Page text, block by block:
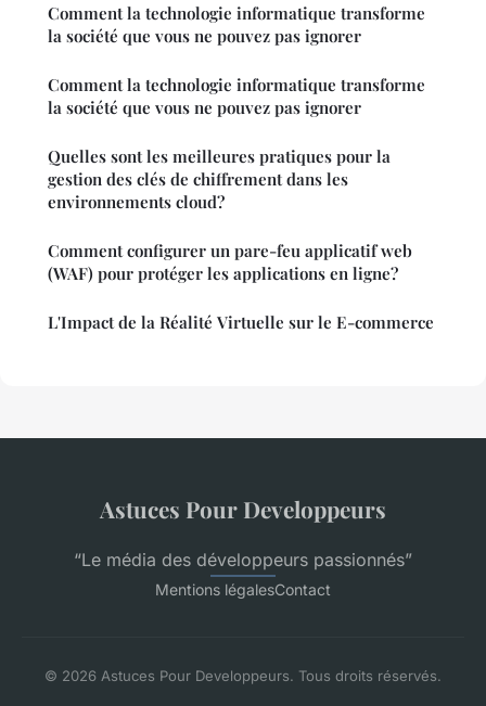
Comment la technologie informatique transforme
la société que vous ne pouvez pas ignorer
Comment la technologie informatique transforme
la société que vous ne pouvez pas ignorer
Quelles sont les meilleures pratiques pour la
gestion des clés de chiffrement dans les
environnements cloud?
Comment configurer un pare-feu applicatif web
(WAF) pour protéger les applications en ligne?
L'Impact de la Réalité Virtuelle sur le E-commerce
Astuces Pour Developpeurs
“Le média des développeurs passionnés”
Mentions légalesContact
© 2026 Astuces Pour Developpeurs. Tous droits réservés.